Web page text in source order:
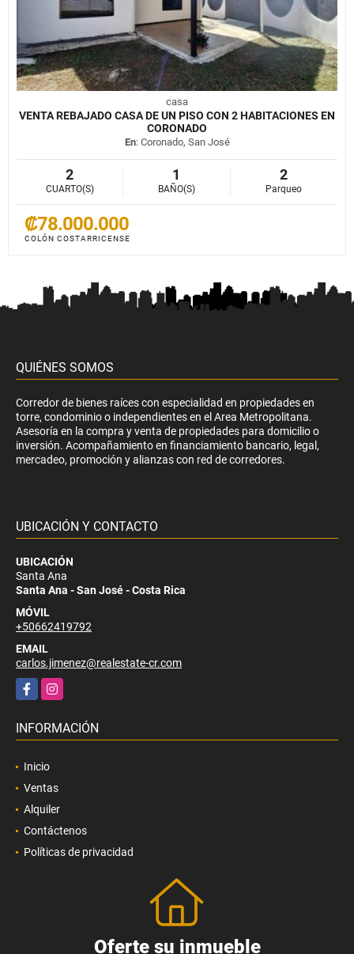
casa
VENTA REBAJADO CASA DE UN PISO CON 2 HABITACIONES EN
CORONADO
En: Coronado, San José
2
CUARTO(S)
1
BAÑO(S)
2
Parqueo
₡78.000.000
COLÓN COSTARRICENSE
QUIÉNES SOMOS
Corredor de bienes raíces con especialidad en propiedades en
torre, condominio o independientes en el Area Metropolitana.
Asesoría en la compra y venta de propiedades para domicilio o
inversión. Acompañamiento en financiamiento bancario, legal,
mercadeo, promoción y alianzas con red de corredores.
UBICACIÓN Y CONTACTO
UBICACIÓN
Santa Ana
Santa Ana - San José - Costa Rica
MÓVIL
+50662419792
EMAIL
carlos.jimenez@realestate-cr.com
FacebookInstagram
INFORMACIÓN
Inicio
Ventas
Alquiler
Contáctenos
Políticas de privacidad
Oferte su inmueble